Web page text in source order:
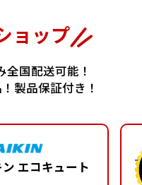
ョップ
全国配送可能！
製品保証付き！
エコキュート